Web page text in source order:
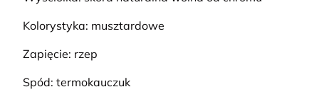
Kolorystyka: musztardowe
Zapięcie: rzep
Spód: termokauczuk